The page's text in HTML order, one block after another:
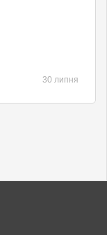
30 липня